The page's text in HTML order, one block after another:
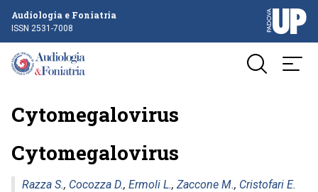
Audiologia e Foniatria
ISSN 2531-7008
Cytomegalovirus
Cytomegalovirus
Razza S., Cocozza D., Ermoli L., Zaccone M., Cristofari E.